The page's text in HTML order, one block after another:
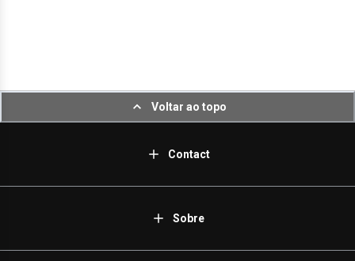
Voltar ao topo
Contact
Sobre